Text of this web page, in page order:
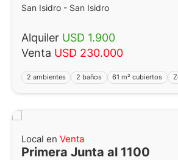
San Isidro - San Isidro
Alquiler USD 1.900
Venta USD 230.000
2 ambientes 2 baños 61 m² cubiertos
Local en Venta
Primera Junta al 1100